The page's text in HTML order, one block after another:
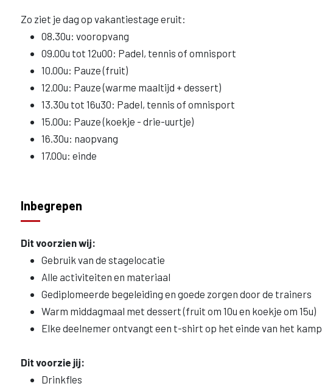
Zo ziet je dag op vakantiestage eruit:
08.30u: vooropvang
09.00u tot 12u00: Padel, tennis of omnisport
10.00u: Pauze (fruit)
12.00u: Pauze (warme maaltijd + dessert)
13.30u tot 16u30: Padel, tennis of omnisport
15.00u: Pauze (koekje - drie-uurtje)
16.30u: naopvang
17.00u: einde
Inbegrepen
Dit voorzien wij:
Gebruik van de stagelocatie
Alle activiteiten en materiaal
Gediplomeerde begeleiding en goede zorgen door de trainers
Warm middagmaal met dessert (fruit om 10u en koekje om 15u)
Elke deelnemer ontvangt een t-shirt op het einde van het kamp
Dit voorzie jij:
Drinkfles